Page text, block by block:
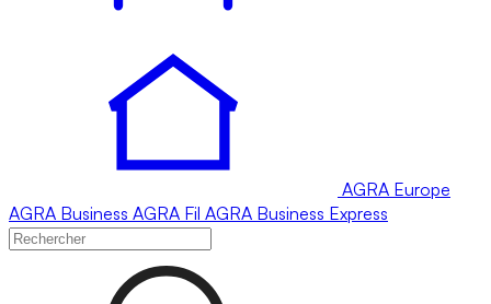
AGRA Europe
AGRA Business AGRA Fil AGRA Business Express